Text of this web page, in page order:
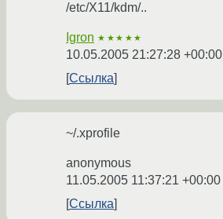
/etc/X11/kdm/..
Igron ★★★★★
10.05.2005 21:27:28 +00:00
Ссылка
~/.xprofile
anonymous
11.05.2005 11:37:21 +00:00
Ссылка